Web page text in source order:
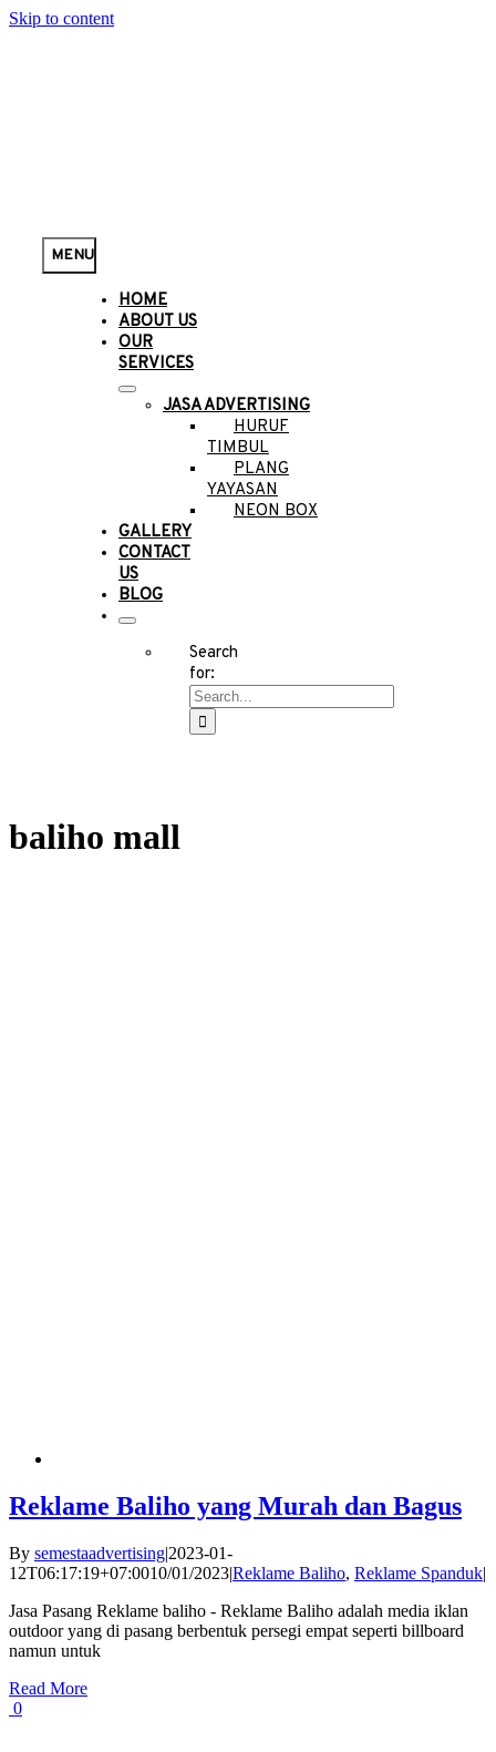
Skip to content
MENU
HOME
ABOUT US
OUR
SERVICES
JASA ADVERTISING
HURUF
TIMBUL
PLANG
YAYASAN
NEON BOX
GALLERY
CONTACT
US
BLOG
Search
for:
baliho mall
Reklame Baliho yang Murah dan Bagus
By semestaadvertising|2023-01-
12T06:17:19+07:0010/01/2023|Reklame Baliho, Reklame Spanduk|
Jasa Pasang Reklame baliho - Reklame Baliho adalah media iklan
outdoor yang di pasang berbentuk persegi empat seperti billboard
namun untuk
Read More
0